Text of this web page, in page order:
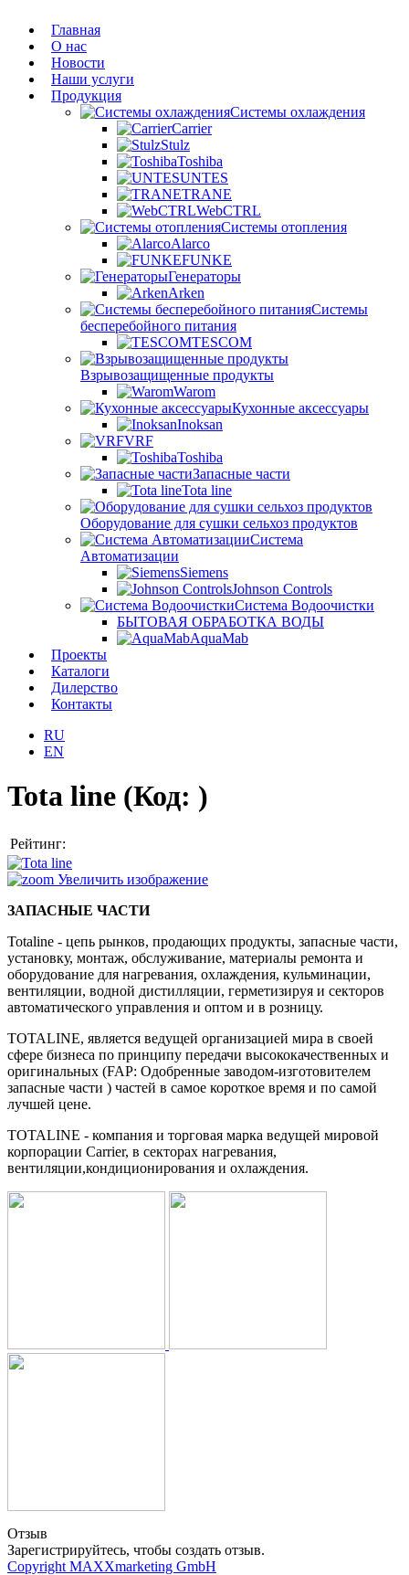
Главная
О нас
Новости
Наши услуги
Продукция
Системы охлаждения
Carrier
Stulz
Toshiba
UNTES
TRANE
WebCTRL
Системы отопления
Alarco
FUNKE
Генераторы
Arken
Системы
бесперебойного питания
TESCOM
Взрывозащищенные продукты
Warom
Кухонные аксессуары
Inoksan
VRF
Toshiba
Запасные части
Tota line
Оборудование для сушки сельхоз продуктов
Система
Автоматизации
Siemens
Johnson Controls
Система Водоочистки
БЫТОВАЯ ОБРАБОТКА ВОДЫ
AquaMab
Проекты
Каталоги
Дилерство
Контакты
RU
EN
Tota line (Код: )
Рейтинг:
Увеличить изображение
ЗАПАСНЫЕ ЧАСТИ
Totaline - цепь рынков, продающих продукты, запасные части,
установку, монтаж, обслуживание, материалы ремонта и
оборудование для нагревания, охлаждения, кульминации,
вентиляции, водной дистилляции, герметизируя и секторов
автоматического управления и оптом и в розницу.
TOTALINE, является ведущей организацией мира в своей
сфере бизнеса по принципу передачи высококачественных и
оригинальных (FAP: Одобренные заводом-изготовителем
запасные части ) частей в самое короткое время и по самой
лучшей цене.
TOTALINE - компания и торговая марка ведущей мировой
корпорации Carrier, в секторах нагревания,
вентиляции,кондиционирования и охлаждения.
Отзыв
Зарегистрируйтесь, чтобы создать отзыв.
Copyright MAXXmarketing GmbH